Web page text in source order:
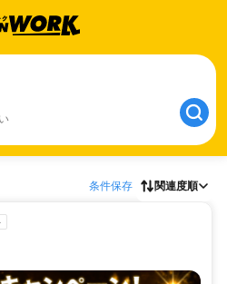
条件保存 関連度順